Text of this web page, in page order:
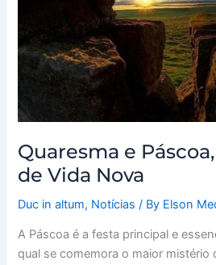
Quaresma e
de Vida Nova
Duc in altum, Notícias / By Elson
A Páscoa é a festa principal e
qual se comemora o maior mistério